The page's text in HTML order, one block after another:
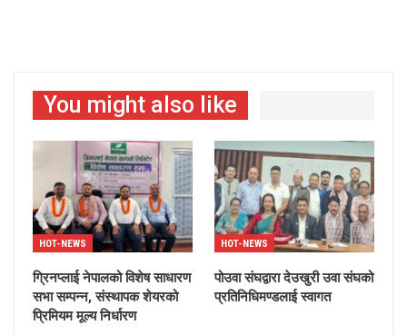
You might also like
HOT-NEWS
ग्रिनप्लाई नेपालको विशेष साधारण
सभा सम्पन्न, संस्थापक शेयरको
प्रिमियम मूल्य निर्धारण
HOT-NEWS
पोउवा संघद्वारा देउखुरी उवा संघको
प्रतिनिधिमण्डलाई स्वागत